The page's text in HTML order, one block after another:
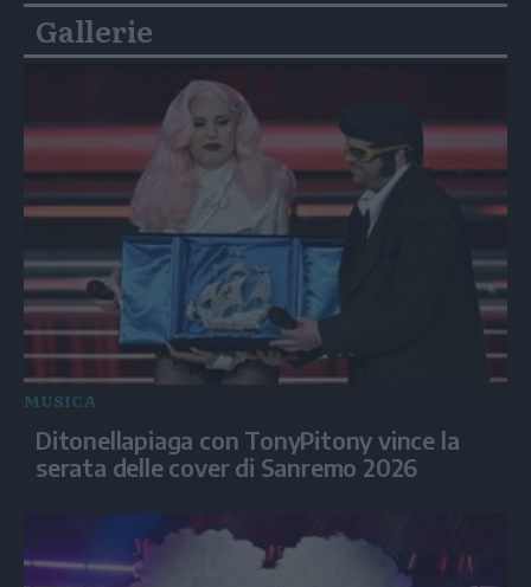
Gallerie
MUSICA
Ditonellapiaga con TonyPitony vince la
serata delle cover di Sanremo 2026